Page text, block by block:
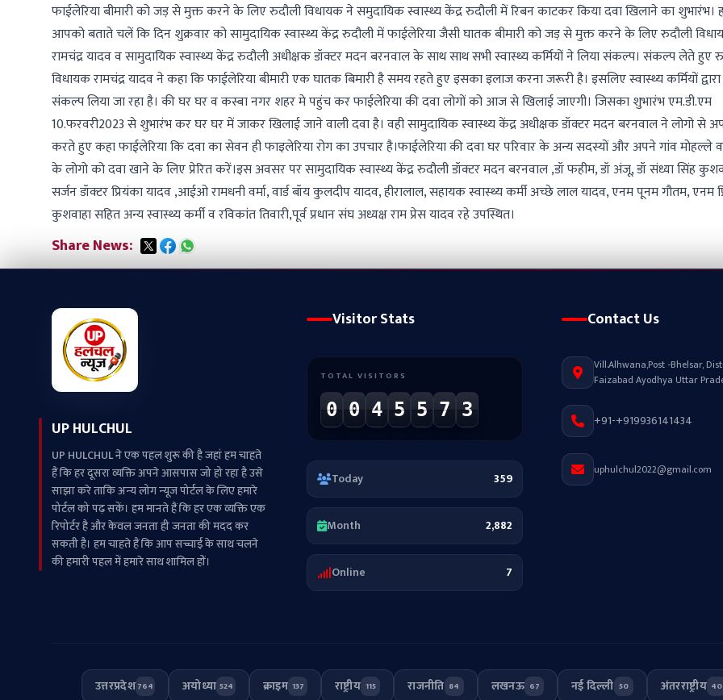
फाईलेरिया बीमारी को जड़ से मुक्त करने के लिए रुदौली विधायक ने समुदायिक स्वास्थ्य केंद्र रुदौली में रिबन काटकर किया दवा खिलाने का शुभारंभ।
आपको बताते चलें कि दिन शुक्रवार को सामुदायिक स्वास्थ्य केंद्र रुदौली में फाईलेरिया जैसी घातक बीमारी को जड़ से मुक्त करने के लिए रुदौली
रामचंद्र यादव व सामुदायिक स्वास्थ्य केंद्र रुदौली अधीक्षक डॉक्टर मदन बरनवाल के साथ साथ सभी स्वास्थ्य कर्मियों ने लिया संकल्प। संकल्प लेते हुए
विधायक रामचंद्र यादव ने कहा कि फाईलेरिया बीमारी एक घातक बिमारी है समय रहते हुए इसका इलाज करना जरूरी है। इसलिए स्वास्थ्य कर्मियों
संकल्प लिया जा रहा है। की घर घर व कस्बा नगर शहर मे पहुंच कर फाईलेरिया की दवा लोगों को आज से खिलाई जाएगी। जिसका शुभारंभ एम.डी.एम
10.फरवरी2023 से शुभारंभ कर घर घर में जाकर खिलाई जाने वाली दवा है। वही सामुदायिक स्वास्थ्य केंद्र अधीक्षक डॉक्टर मदन बरनवाल ने लोगो से
करते हुए कहा फाईलेरिया कि दवा का सेवन ही फाइलेरिया रोग का उपचार है।फाईलेरिया की दवा घर परिवार के अन्य सदस्यों और अपने गांव मोहल्ले
के लोगो को दवा खाने के लिए प्रेरित करें।इस अवसर पर सामुदायिक स्वास्थ्य केंद्र रुदौली डॉक्टर मदन बरनवाल ,डॉ फहीम, डॉ अंजू, डॉ संध्या सिंह
सर्जन डॉक्टर प्रियंका यादव ,आईओ रामधनी वर्मा, वार्ड बॉय कुलदीप यादव, हीरालाल, सहायक स्वास्थ्य कर्मी अच्छे लाल यादव, एनम पूनम गौतम, एनम
कुशवाहा सहित अन्य स्वास्थ्य कर्मी व रविकांत तिवारी,पूर्व प्रधान संघ अध्यक्ष राम प्रेस यादव रहे उपस्थित।
Share News:
UP HULCHUL
UP HULCHUL ने एक पहल शुरू की है जहां हम चाहते
हैं कि हर दूसरा व्‍यक्ति अपने आसपास जो हो रहा है उसे
साझा करे ताकि अन्‍य लोग न्‍यूज पोर्टल के लिए हमारे
पोर्टल को पढ़ सकें। हम मानते हैं कि हर एक व्यक्ति एक
रिपोर्टर है और केवल जनता ही जनता की मदद कर
सकती है। हम चाहते हैं कि आप सच्चाई के साथ चलने
की हमारी पहल में हमारे साथ शामिल हों।
Visitor Stats
TOTAL VISITORS
0 0 4 5 5 7 3
Today 359
Month 2,882
Online 7
Contact Us
Vill.Alhwana,Post -Bhelsar,
Faizabad Ayodhya Uttar
+91-+919936141434
uphulchul2022@gmail.com
उत्तरप्रदेश764 अयोध्या 524 क्राइम 137 राष्ट्रीय 115 राजनीति 84 लखनऊ 67 नई दिल्ली 50 अंतरराष्ट्रीय 40